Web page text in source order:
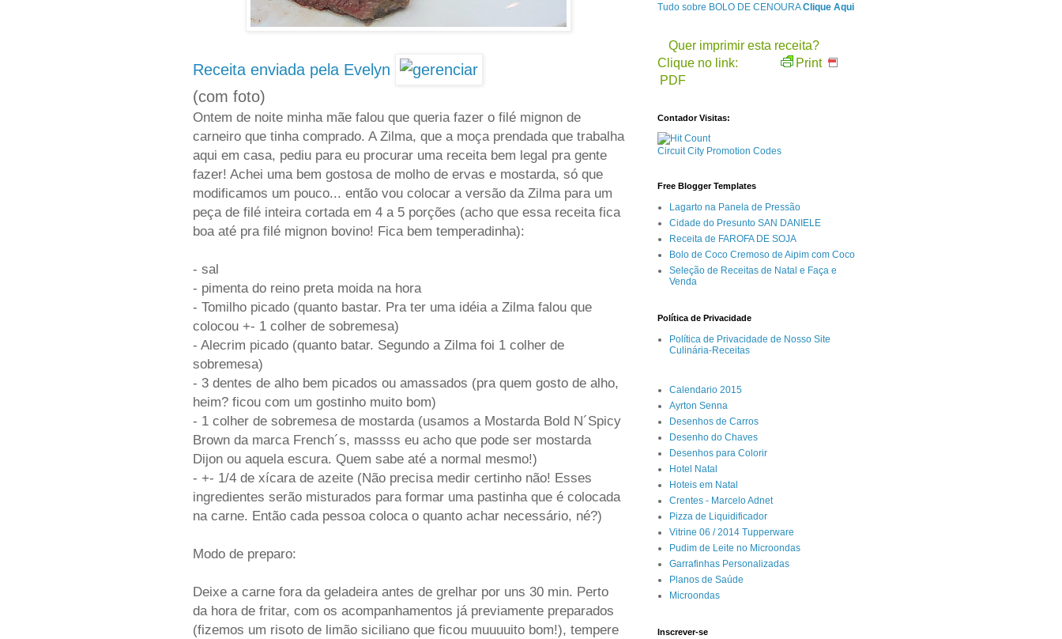
Receita enviada pela Evelyn
(com foto)
Ontem de noite minha mãe falou que queria fazer o filé mignon de
carneiro que tinha comprado. A Zilma, que a moça prendada que trabalha
aqui em casa, pediu para eu procurar uma receita bem legal pra gente
fazer! Achei uma bem gostosa de molho de ervas e mostarda, só que
modificamos um pouco... então vou colocar a versão da Zilma para um
peça de filé inteira cortada em 4 a 5 porções (acho que essa receita fica
boa até pra filé mignon bovino! Fica bem temperadinha):
- sal
- pimenta do reino preta moida na hora
- Tomilho picado (quanto bastar. Pra ter uma idéia a Zilma falou que
colocou +- 1 colher de sobremesa)
- Alecrim picado (quanto batar. Segundo a Zilma foi 1 colher de
sobremesa)
- 3 dentes de alho bem picados ou amassados (pra quem gosto de alho,
heim? ficou com um gostinho muito bom)
- 1 colher de sobremesa de mostarda (usamos a Mostarda Bold N´Spicy
Brown da marca French´s, massss eu acho que pode ser mostarda
Dijon ou aquela escura. Quem sabe até a normal mesmo!)
- +- 1/4 de xícara de azeite (Não precisa medir certinho não! Esses
ingredientes serão misturados para formar uma pastinha que é colocada
na carne. Então cada pessoa coloca o quanto achar necessário, né?)
Modo de preparo:
Deixe a carne fora da geladeira antes de grelhar por uns 30 min. Perto
da hora de fritar, com os acompanhamentos já previamente preparados
(fizemos um risoto de limão siciliano que ficou muuuuito bom!), tempere
Tudo sobre BOLO DE CENOURAClique Aqui
Quer imprimir esta receita?
Clique no link:
Print
PDF
Contador Visitas:
Circuit City Promotion Codes
Free Blogger Templates
Lagarto na Panela de Pressão
Cidade do Presunto SAN DANIELE
Receita de FAROFA DE SOJA
Bolo de Coco Cremoso de Aipim com Coco
Seleção de Receitas de Natal e Faça e
Venda
Política de Privacidade
Política de Privacidade de Nosso Site
Culinária-Receitas
Calendario 2015
Ayrton Senna
Desenhos de Carros
Desenho do Chaves
Desenhos para Colorir
Hotel Natal
Hoteis em Natal
Crentes - Marcelo Adnet
Pizza de Liquidificador
Vitrine 06 / 2014 Tupperware
Pudim de Leite no Microondas
Garrafinhas Personalizadas
Planos de Saúde
Microondas
Inscrever-se